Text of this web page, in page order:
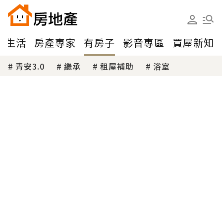
生活 房產專家 有房子 影音專區 買屋新知
青安3.0 繼承 租屋補助 浴室